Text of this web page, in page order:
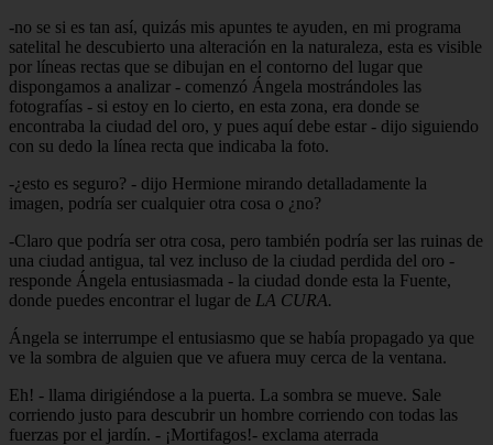
-no se si es tan así, quizás mis apuntes te ayuden, en mi programa
satelital he descubierto una alteración en la naturaleza, esta es visible
por líneas rectas que se dibujan en el contorno del lugar que
dispongamos a analizar - comenzó Ángela mostrándoles las
fotografías - si estoy en lo cierto, en esta zona, era donde se
encontraba la ciudad del oro, y pues aquí debe estar - dijo siguiendo
con su dedo la línea recta que indicaba la foto.
-¿esto es seguro? - dijo Hermione mirando detalladamente la
imagen, podría ser cualquier otra cosa o ¿no?
-Claro que podría ser otra cosa, pero también podría ser las ruinas de
una ciudad antigua, tal vez incluso de la ciudad perdida del oro -
responde Ángela entusiasmada - la ciudad donde esta la Fuente,
donde puedes encontrar el lugar de LA CURA.
Ángela se interrumpe el entusiasmo que se había propagado ya que
ve la sombra de alguien que ve afuera muy cerca de la ventana.
Eh! - llama dirigiéndose a la puerta. La sombra se mueve. Sale
corriendo justo para descubrir un hombre corriendo con todas las
fuerzas por el jardín. - ¡Mortifagos!- exclama aterrada